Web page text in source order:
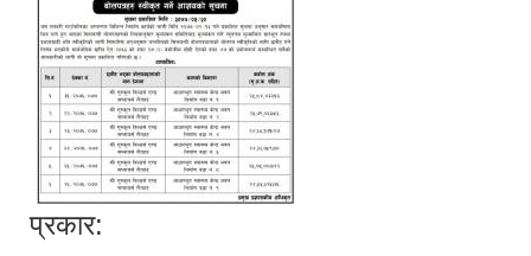
प्रकार: